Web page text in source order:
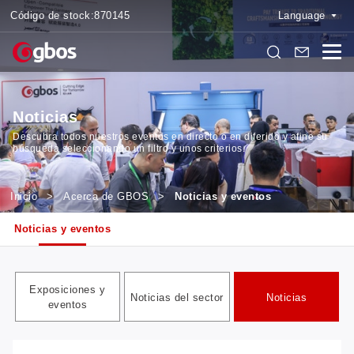
Código de stock:870145 Language
Noticias
Descubra todos nuestros eventos en directo o en diferido y afine su
búsqueda seleccionando un filtro y unos criterios.
Inicio > Acerca de GBOS > Noticias y eventos
Noticias y eventos
Exposiciones y
eventos
Noticias del sector Noticias